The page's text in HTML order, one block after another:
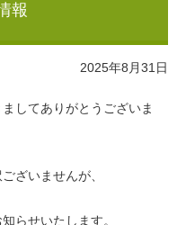
報
2025年8月31日
してありがとうございま
ざいませんが、
らせいたします。